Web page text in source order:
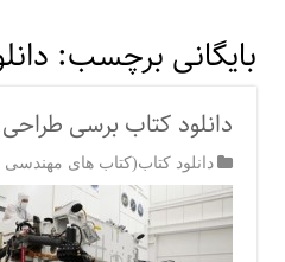
بایگانی برچسب:
دانلود کتاب برسی
دانلود کتاب(کتاب های مهندسی